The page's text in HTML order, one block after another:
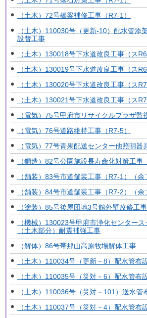
（土木）72号橋梁補修工事（R7-1）
（土木）110030号（更新-10）配水管添
設替工事
（土木）130018号下水道改良工事（ス
（土木）130019号下水道改良工事（ス
（土木）130020号下水道改良工事（ス
（土木）130021号下水道改良工事（ス
（電気）75号甲府市リサイクルプラザ監
（電気）76号道路維持工事（R7-5）
（電気）77号青果配送センター他照明器
（鋼造）82号公園施設長寿命化対策工事
（舗装）83号市道舗装工事（R7-1）（余
（舗装）84号市道舗装工事（R7-2）（余
（塗装）85号後屋団地3号館外壁改修工事
（機械）130023号甲府市浄化センター
（土木部分）耐震補強工事
（解体）86号帯那山高原牧場解体工事
（土木）110034号（更新－8）配水管布
（土木）110035号（災対－6）配水管布
（土木）110036号（災対－101）送水管
（土木）110037号（災対－4）配水管布